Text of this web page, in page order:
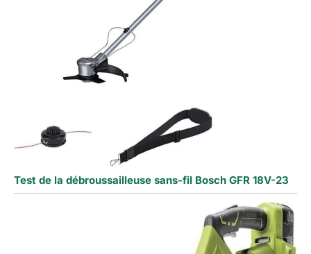
Test de la débroussailleuse sans-fil Bosch GFR 18V-23